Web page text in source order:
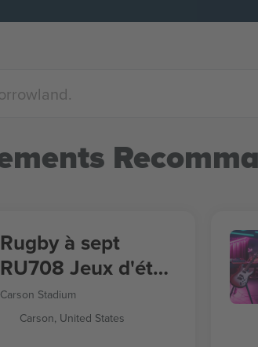
Rugby à sept
RU708 Jeux d'été
2028
Carson Stadium
Carson, United States